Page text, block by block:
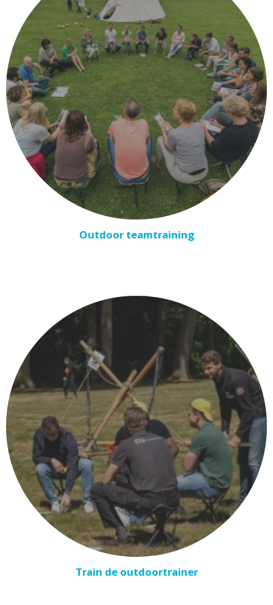
Outdoor teamtraining
Train de outdoortrainer